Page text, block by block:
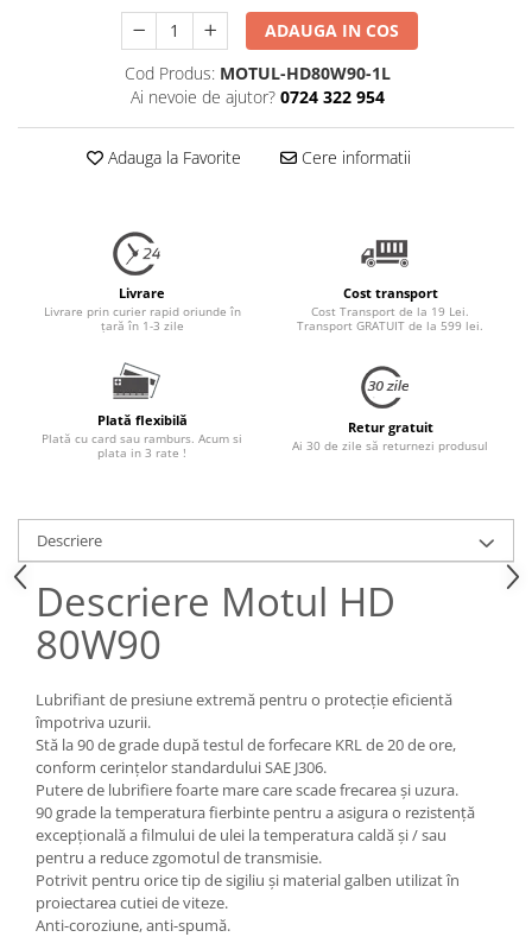
Lichide Întreținere Autoturisme
Lichide Întreținere Camioane
Lichide Întreținere Motociclete
Lichide Întreținere Utilaje
Produse Întreținere
Mâini
Covorase Auto
Produse Iarnă
Huse Parbriz
Detailing Auto
Intretinere & cosmetica auto
ADAUGA IN COS
Cod Produs: MOTUL-HD80W90-1L
Ai nevoie de ajutor? 0724 322 954
Adauga la Favorite Cere informatii
Livrare
Livrare prin curier rapid oriunde în
țară în 1-3 zile
Cost transport
Cost Transport de la 19 Lei.
Transport GRATUIT de la 599 lei.
Plată flexibilă
Plată cu card sau ramburs. Acum si
plata in 3 rate !
Retur gratuit
Ai 30 de zile să returnezi produsul
Descriere
Descriere Motul HD
80W90
Lubrifiant de presiune extremă pentru o protecție eficientă
împotriva uzurii.
Stă la 90 de grade după testul de forfecare KRL de 20 de ore,
conform cerințelor standardului SAE J306.
Putere de lubrifiere foarte mare care scade frecarea și uzura.
90 grade la temperatura fierbinte pentru a asigura o rezistență
excepțională a filmului de ulei la temperatura caldă și / sau
pentru a reduce zgomotul de transmisie.
Potrivit pentru orice tip de sigiliu și material galben utilizat în
proiectarea cutiei de viteze.
Anti-coroziune, anti-spumă.